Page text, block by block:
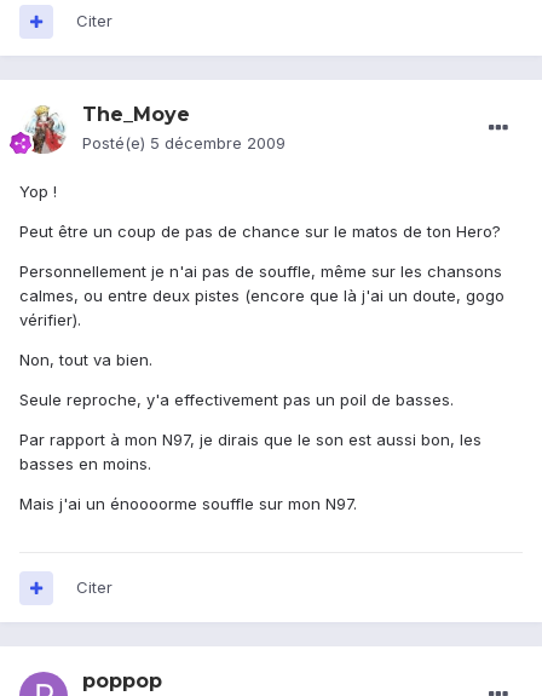
Citer
The_Moye
Posté(e) 5 décembre 2009
Yop !
Peut être un coup de pas de chance sur le matos de ton Hero?
Personnellement je n'ai pas de souffle, même sur les chansons
calmes, ou entre deux pistes (encore que là j'ai un doute, gogo
vérifier).
Non, tout va bien.
Seule reproche, y'a effectivement pas un poil de basses.
Par rapport à mon N97, je dirais que le son est aussi bon, les
basses en moins.
Mais j'ai un énoooorme souffle sur mon N97.
Citer
poppop